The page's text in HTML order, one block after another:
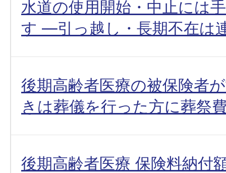
水道の使用開始・中止には
す ―引っ越し・長期不在は
後期高齢者医療の被保険者
きは葬儀を行った方に葬祭
後期高齢者医療 保険料納付